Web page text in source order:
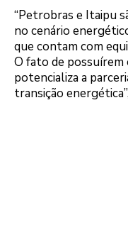
“Petrobras e Itaipu
no cenário
que contam com
O fato de
potencializa a
transição